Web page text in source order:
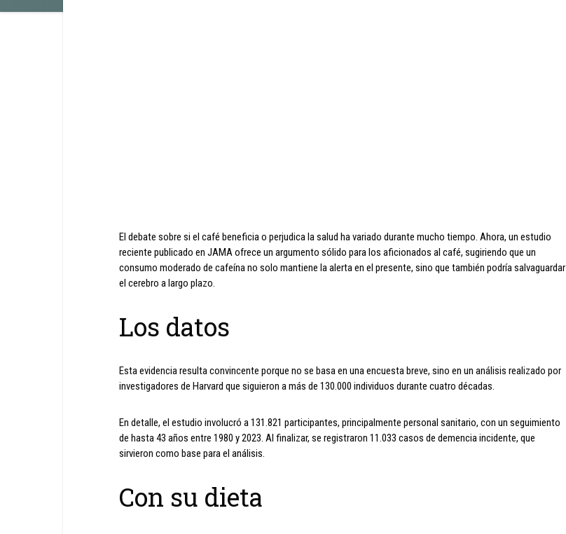
El debate sobre si el café beneficia o perjudica la salud ha variado durante mucho tiempo. Ahora, un estudio
reciente publicado en JAMA ofrece un argumento sólido para los aficionados al café, sugiriendo que un
consumo moderado de cafeína no solo mantiene la alerta en el presente, sino que también podría salvaguardar
el cerebro a largo plazo.
Los datos
Esta evidencia resulta convincente porque no se basa en una encuesta breve, sino en un análisis realizado por
investigadores de Harvard que siguieron a más de 130.000 individuos durante cuatro décadas.
En detalle, el estudio involucró a 131.821 participantes, principalmente personal sanitario, con un seguimiento
de hasta 43 años entre 1980 y 2023. Al finalizar, se registraron 11.033 casos de demencia incidente, que
sirvieron como base para el análisis.
Con su dieta